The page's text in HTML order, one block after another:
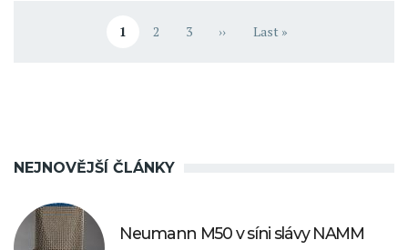
Aktuální stránka
1 Stránka
2 Stránka
3 Následující stránka
›› Poslední stránka
Last »
NEJNOVĚJŠÍ ČLÁNKY
Neumann M50 v síni slávy NAMM